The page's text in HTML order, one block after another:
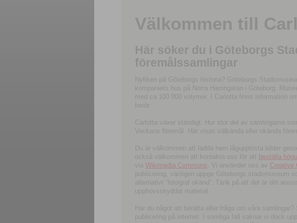
Välkommen till
Här söker du i Göteborgs
föremålssamlingar
Nyfiken på Göteborgs historia? Göteborgs
kompaniets hus på Norra Hamngatan i Göteborg.
med ca 100 000 volymer. I Carlotta finns information
berör.
Carlotta växer ständigt. Hur stor del av samlingarna
Veckans föremål. Här visas välkända eller okända
Du är välkommen att ladda hem lågupplösta bilder
också välkommen att kontakta oss för att beställa
via Wikimedia Commons . Vi använder oss av Creative
publicering, vänligen uppge Göteborgs stadsmuseum
alternativt ”fotograf okänd”. Tänk på att det är ditt
upphovsskyddat material.
Har du något att berätta eller fråga om våra
publicering på internet. I somliga fall saknar vi dock